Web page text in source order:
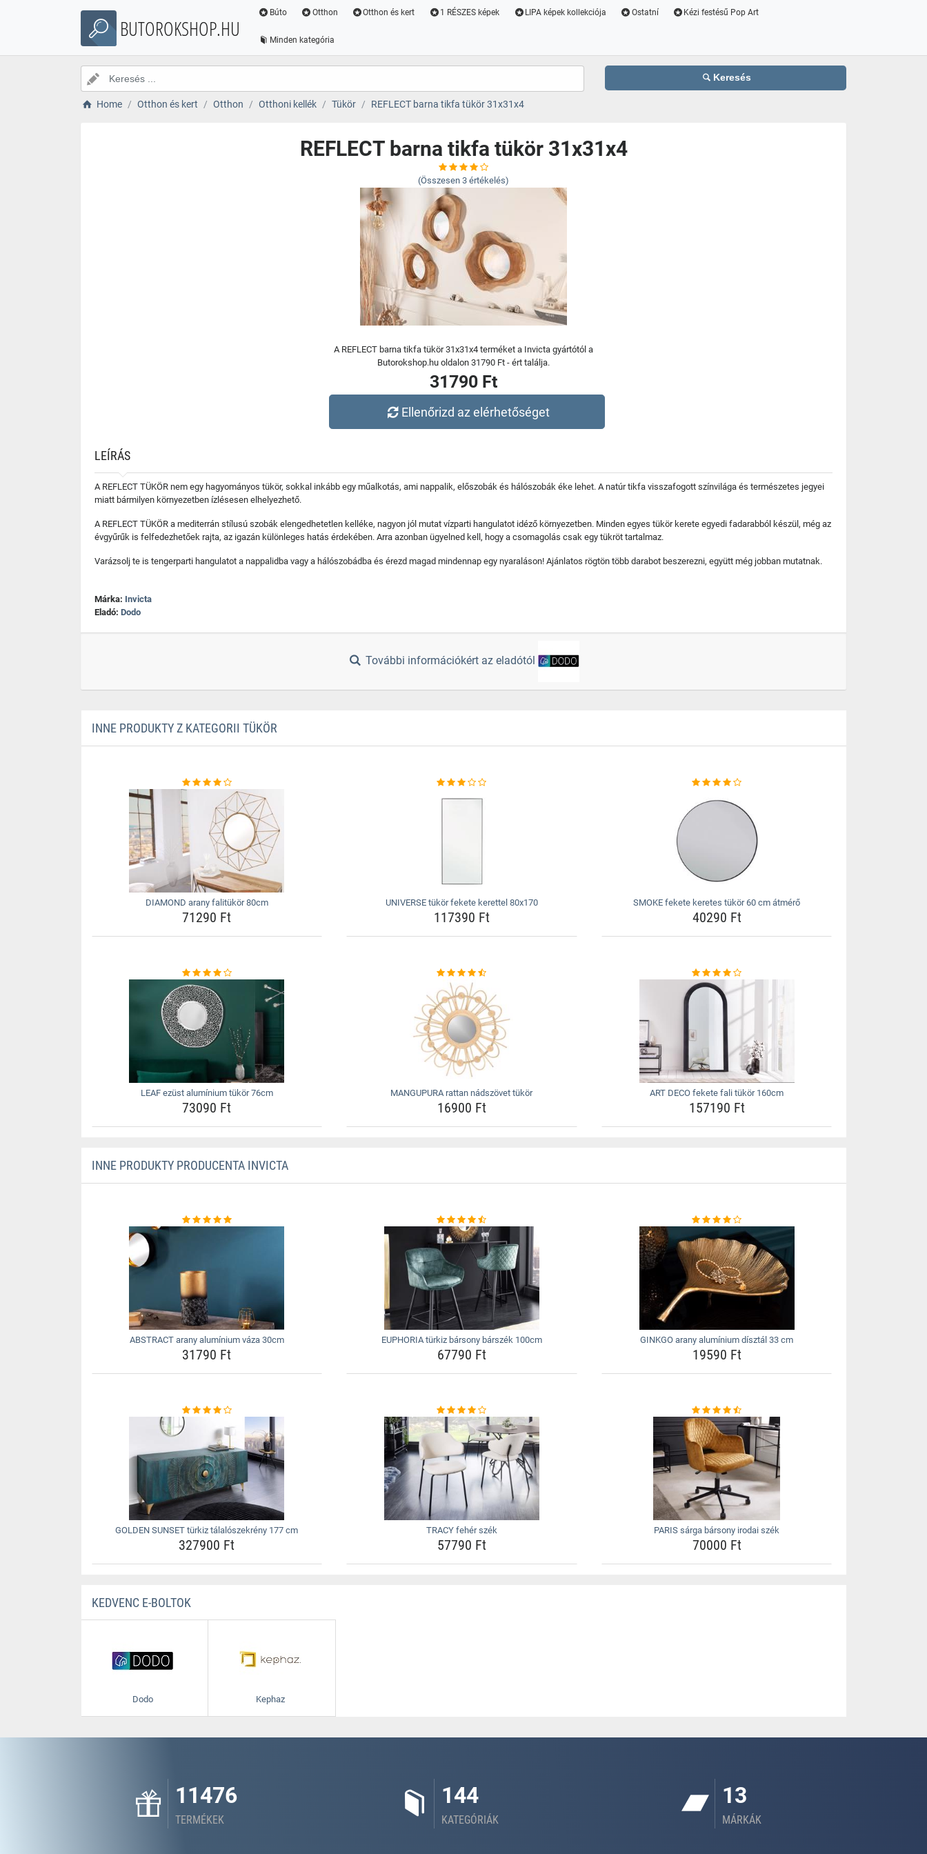
BUTOROKSHOP.HU
Búto Otthon Otthon és kert 1 RÉSZES képek LIPA képek kollekciója Ostatní Kézi festésű Pop Art
Minden kategória
Keresés
Home Otthon és kert Otthon Otthoni kellék Tükör REFLECT barna tikfa tükör 31x31x4
REFLECT barna tikfa tükör 31x31x4
(Összesen 3 értékelés)
A REFLECT barna tikfa tükör 31x31x4 terméket a Invicta gyártótól a
Butorokshop.hu oldalon 31790 Ft - ért találja.
31790 Ft
Ellenőrizd az elérhetőséget
LEÍRÁS
A REFLECT TÜKÖR nem egy hagyományos tükör, sokkal inkább egy műalkotás, ami nappalik, előszobák és hálószobák éke lehet. A natúr tikfa visszafogott színvilága és természetes jegyei
miatt bármilyen környezetben ízlésesen elhelyezhető.
A REFLECT TÜKÖR a mediterrán stílusú szobák elengedhetetlen kelléke, nagyon jól mutat vízparti hangulatot idéző környezetben. Minden egyes tükör kerete egyedi fadarabból készül, még az
évgyűrűk is felfedezhetőek rajta, az igazán különleges hatás érdekében. Arra azonban ügyelned kell, hogy a csomagolás csak egy tükröt tartalmaz.
Varázsolj te is tengerparti hangulatot a nappalidba vagy a hálószobádba és érezd magad mindennap egy nyaraláson! Ajánlatos rögtön több darabot beszerezni, együtt még jobban mutatnak.
Márka: Invicta
Eladó: Dodo
További információkért az eladótól
INNE PRODUKTY Z KATEGORII TÜKÖR
DIAMOND arany falitükör 80cm
71290 Ft
UNIVERSE tükör fekete kerettel 80x170
117390 Ft
SMOKE fekete keretes tükör 60 cm átmérő
40290 Ft
LEAF ezüst alumínium tükör 76cm
73090 Ft
MANGUPURA rattan nádszövet tükör
16900 Ft
ART DECO fekete fali tükör 160cm
157190 Ft
INNE PRODUKTY PRODUCENTA INVICTA
ABSTRACT arany alumínium váza 30cm
31790 Ft
EUPHORIA türkiz bársony bárszék 100cm
67790 Ft
GINKGO arany alumínium dísztál 33 cm
19590 Ft
GOLDEN SUNSET türkiz tálalószekrény 177 cm
327900 Ft
TRACY fehér szék
57790 Ft
PARIS sárga bársony irodai szék
70000 Ft
KEDVENC E-BOLTOK
Dodo Kephaz
11476
TERMÉKEK
144
KATEGÓRIÁK
13
MÁRKÁK